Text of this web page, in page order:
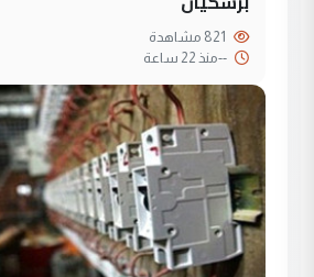
--منذ 22 ساعة